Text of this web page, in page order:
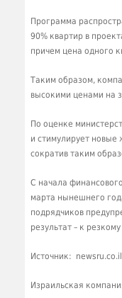
Программа
90% квартир в
причем цена одного
Таким образом,
высокими ценами на
По оценке
и стимулирует
сократив таким
С начала
марта нынешнего
подрядчиков
результат – к
Источник: newsru.co.il
Израильская